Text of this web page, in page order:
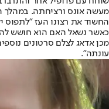
מעשה אונס ורציחתה.
החשוד את רצונו העז
כאשר נשאל האם הוא חושש
מכן אדאג לצלם סרטונים
עונתה".